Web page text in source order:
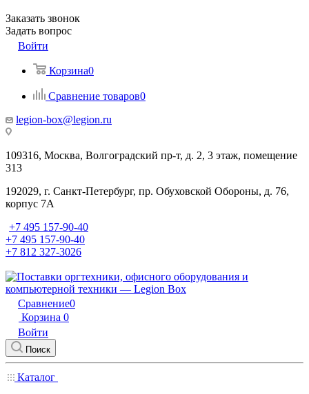
Заказать звонок
Задать вопрос
Войти
Корзина0
Сравнение товаров0
legion-box@legion.ru
109316, Москва, Волгоградский пр-т, д. 2, 3 этаж, помещение
313
192029, г. Санкт-Петербург, пр. Обуховской Обороны, д. 76,
корпус 7А
+7 495 157-90-40
+7 495 157-90-40
+7 812 327-3026
Сравнение0
Корзина 0
Войти
Поиск
Каталог